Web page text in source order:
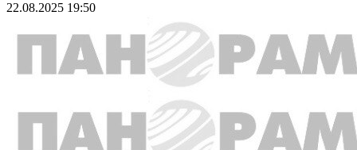
22.08.2025 19:50